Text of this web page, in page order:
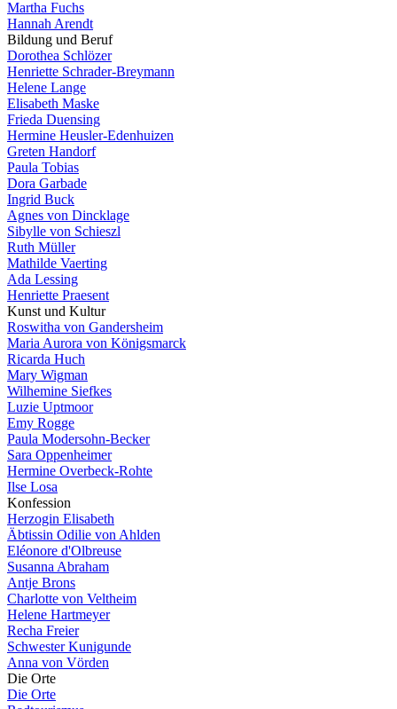
Martha Fuchs
Hannah Arendt
Bildung und Beruf
Dorothea Schlözer
Henriette Schrader-Breymann
Helene Lange
Elisabeth Maske
Frieda Duensing
Hermine Heusler-Edenhuizen
Greten Handorf
Paula Tobias
Dora Garbade
Ingrid Buck
Agnes von Dincklage
Sibylle von Schieszl
Ruth Müller
Mathilde Vaerting
Ada Lessing
Henriette Praesent
Kunst und Kultur
Roswitha von Gandersheim
Maria Aurora von Königsmarck
Ricarda Huch
Mary Wigman
Wilhemine Siefkes
Luzie Uptmoor
Emy Rogge
Paula Modersohn-Becker
Sara Oppenheimer
Hermine Overbeck-Rohte
Ilse Losa
Konfession
Herzogin Elisabeth
Äbtissin Odilie von Ahlden
Eléonore d'Olbreuse
Susanna Abraham
Antje Brons
Charlotte von Veltheim
Helene Hartmeyer
Recha Freier
Schwester Kunigunde
Anna von Vörden
Die Orte
Die Orte